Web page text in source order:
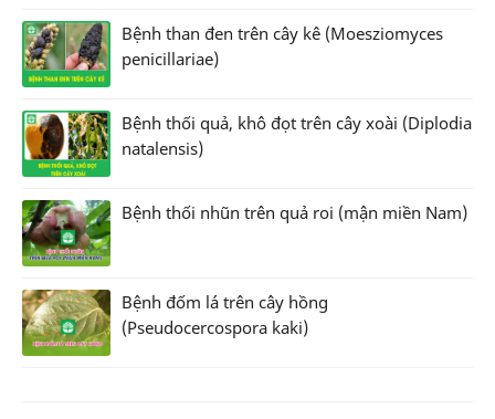
Bệnh than đen trên cây kê (Moesziomyces
penicillariae)
Bệnh thối quả, khô đọt trên cây xoài (Diplodia
natalensis)
Bệnh thối nhũn trên quả roi (mận miền Nam)
Bệnh đốm lá trên cây hồng
(Pseudocercospora kaki)